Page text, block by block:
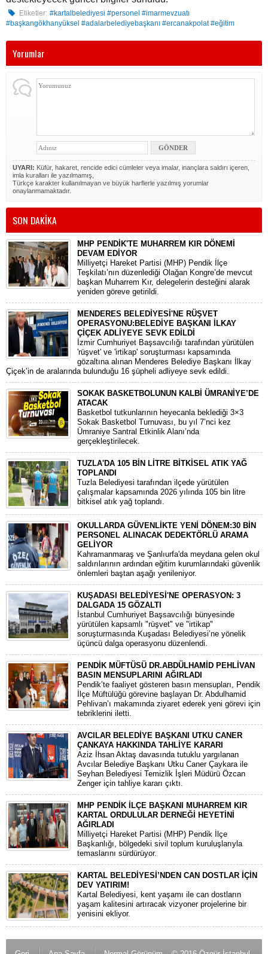
Etiketler: #kartalbelediyesi #personel #imarmevzuatı
#başkangökhanyüksel #adalarbelediyebaşkanı #ercanakpolat #eğitim
Yorumlar
UYARI: Küfür, hakaret, rencide edici cümleler veya imalar, inançlara saldırı içeren,
imla kuralları ile yazılmamış,
Türkçe karakter kullanılmayan ve büyük harflerle yazılmış yorumlar
onaylanmamaktadır.
SON DAKİKA
MHP PENDİK'TE MUHARREM KIR DÖNEMİ
DEVAM EDİYOR
​Milliyetçi Hareket Partisi (MHP) Pendik İlçe
Teşkilatı’nın düzenlediği Olağan Kongre’de mevcut
başkan Muharrem Kır, delegelerin desteğini alarak
yeniden göreve getirildi.
MENDERES BELEDİYESİ'NE RÜŞVET
OPERASYONU:BELEDİYE BAŞKANI İLKAY
ÇİÇEK ADLİYEYE SEVK EDİLDİ
​İzmir Cumhuriyet Başsavcılığı tarafından yürütülen
'rüşvet' ve 'irtikap' soruşturması kapsamında
gözaltına alınan Menderes Belediye Başkanı İlkay
Çiçek’in de aralarında bulunduğu 16 şüpheli adliyeye sevk edildi.
SOKAK BASKETBOLUNUN KALBİ ÜMRANİYE’DE
ATACAK
Basketbol tutkunlarının heyecanla beklediği 3×3
Sokak Basketbol Turnuvası, bu yıl 7’nci kez
Ümraniye Santral Etkinlik Alanı’nda
gerçekleştirilecek.
TUZLA'DA 105 BİN LİTRE BİTKİSEL ATIK YAĞ
TOPLANDI
Tuzla Belediyesi tarafından ilçede yürütülen
çalışmalar kapsamında 2026 yılında 105 bin litre
bitkisel atık yağ toplandı.
OKULLARDA GÜVENLİKTE YENİ DÖNEM:30 BİN
PERSONEL ALINACAK DEDEKTÖRLÜ ARAMA
GELİYOR
​Kahramanmaraş ve Şanlıurfa'da meydana gelen okul
saldırılarının ardından eğitim kurumlarındaki güvenlik
önlemleri baştan aşağı yenileniyor.
KUŞADASI BELEDİYESİ'NE OPERASYON: 3
DALGADA 15 GÖZALTI
​İstanbul Cumhuriyet Başsavcılığı bünyesinde
yürütülen kapsamlı "rüşvet" ve "irtikap"
soruşturmasında Kuşadası Belediyesi’ne yönelik
üçüncü dalga operasyonu düzenlendi.
PENDİK MÜFTÜSÜ DR.ABDÜLHAMİD PEHLİVAN
BASIN MENSUPLARINI AĞIRLADI
​Pendik’te faaliyet gösteren basın mensupları, Pendik
İlçe Müftülüğü görevine başlayan Dr. Abdulhamid
Pehlivan’ı makamında ziyaret ederek yeni görevi için
tebriklerini iletti.
AVCILAR BELEDİYE BAŞKANI UTKU CANER
ÇANKAYA HAKKINDA TAHLİYE KARARI
​Aziz İhsan Aktaş davasında tutuklu yargılanan
Avcılar Belediye Başkanı Utku Caner Çaykara ile
Seyhan Belediyesi Temizlik İşleri Müdürü Özcan
Zenger için tahliye kararı çıktı.
MHP PENDİK İLÇE BAŞKANI MUHARREM KIR
KARTAL ORDULULAR DERNEĞİ HEYETİNİ
AĞIRLADI
​Milliyetçi Hareket Partisi (MHP) Pendik İlçe
Başkanlığı, bölgedeki sivil toplum kuruluşlarıyla
temaslarını sürdürüyor.
KARTAL BELEDİYESİ’NDEN CAN DOSTLAR İÇİN
DEV YATIRIM!
Kartal Belediyesi, kent yaşamı ile can dostların
yaşam kalitesini artıracak vizyoner projelerine bir
yenisini ekliyor.